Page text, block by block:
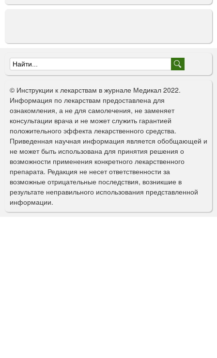
Ф
о
р
м
а
п
о
и
с
к
© Инструкции к лекарствам в журнале Медикал 2022.
Информация по лекарствам предоставлена для
ознакомления, а не для самолечения, не заменяет
консультации врача и не может служить гарантией
положительного эффекта лекарственного средства.
Приведенная научная информация является обобщающей и
не может быть использована для принятия решения о
возможности применения конкретного лекарственного
препарата. Редакция не несет ответственности за
возможные отрицательные последствия, возникшие в
результате неправильного использования представленной
информации.